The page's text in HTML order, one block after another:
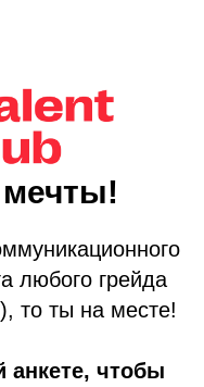
любого грейда
то ты на месте!
анкете, чтобы